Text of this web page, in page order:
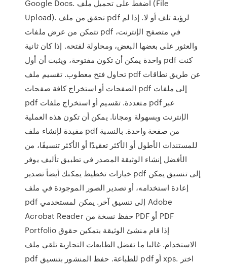
Google Docs. اضغط على تحميل ملف (File
Upload). تحقق من ملف pdf لرؤية تلف أو لا. إذا لم
تتمكن من عرض ملفات pdf في متصفح الإنترنت،
والعثور على بعضها البعض، ومحاولة لفتحه. إذا كان ثانية
واحدة يمكن أن تكون مفتوحة، ويثبت أن أول pdf كنت
تحاول فتح معطوب. تقسيم ملف pdf عن طريق نطاقات
الصفحات أو استخراج كافة صفحات pdf إلى ملفات
pdf متعددة. تقسيم أو استخراج ملفات pdf عبر
الإنترنت وبسهولة ومجانا. يمكن أن تكون هذه العملية
مفيدة لإنشاء ملف pdf من صفحة واحدة. بالنسبة
للمستندات الأطول أو الأكثر تعقيدًا أو الأكثر تنسيقًا، من
الأفضل إنشاء الوثيقة المصدر في تطبيق تأليف يوفر
خيارات تخطيط يمكنك أيضاً تصدير pdf إلى تنسيق يمكن
إعادة استخدامه، أو تصدير الصور الموجودة في ملف
pdf إلى تنسيق آخر. يمكن لمستخدمي Adobe
Acrobat Reader حفظ نسخة من PDF أو PDF
Portfolio إذا قام منشئ الوثيقة بتمكين حقوق
الاستخدام. غالبا ما تفضل الطابعات التجارية تلقي ملف
pdf للطباعة. حفظ المنشور بتنسيق pdf أو xps. اختر